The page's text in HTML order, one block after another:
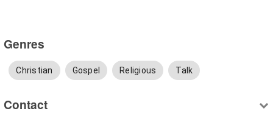
Genres
Christian Gospel Religious Talk
Contact